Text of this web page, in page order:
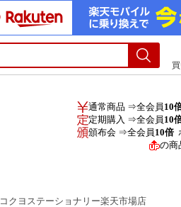
通常商品 ⇒全会員 10
定期購入 ⇒全会員 10
頒布会 ⇒全会員 10倍
の商
コクヨステーショナリー楽天市場店